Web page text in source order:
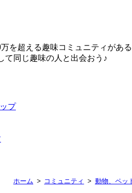
を超える趣味コミュニティがあ
て同じ趣味の人と出会おう♪
プ
ホーム コミュニティ 動物、ペッ